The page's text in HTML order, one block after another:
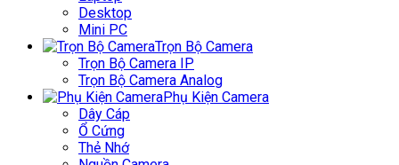
Desktop
Mini PC
Trọn Bộ Camera
Trọn Bộ Camera IP
Trọn Bộ Camera Analog
Phụ Kiện Camera
Dây Cáp
Ổ Cứng
Thẻ Nhớ